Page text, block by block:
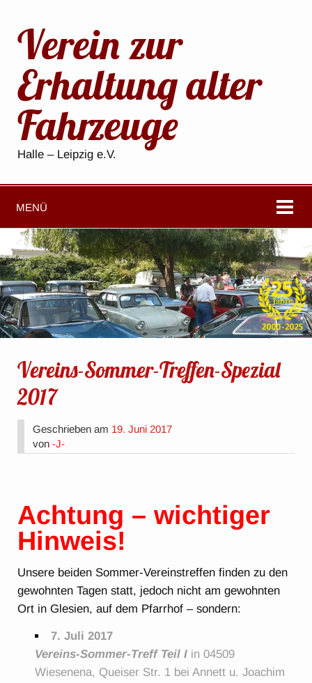
Verein zur
Erhaltung alter
Fahrzeuge
Halle – Leipzig e.V.
MENÜ
Vereins-Sommer-Treffen-Spezial
2017
Geschrieben am 19. Juni 2017
von-J-
Achtung – wichtiger
Hinweis!
Unsere beiden Sommer-Vereinstreffen finden zu den
gewohnten Tagen statt, jedoch nicht am gewohnten
Ort in Glesien, auf dem Pfarrhof – sondern:
7. Juli 2017
Vereins-Sommer-Treff Teil I in 04509
Wiesenena, Queiser Str. 1 bei Annett u. Joachim